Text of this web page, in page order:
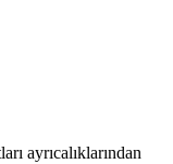
ayrıcalıklarından